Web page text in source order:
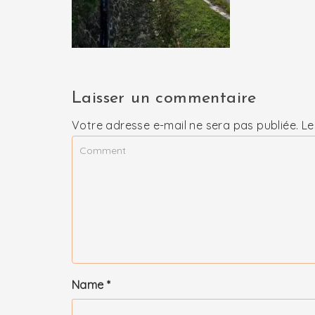
Laisser un commentaire
Votre adresse e-mail ne sera pas publiée.
Name *